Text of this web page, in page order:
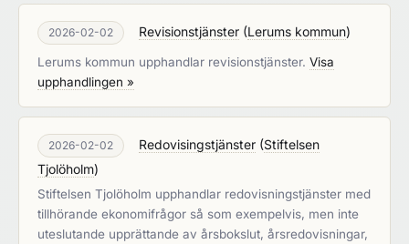
2026-02-02 Revisionstjänster (Lerums kommun)
Lerums kommun upphandlar revisionstjänster. Visa
upphandlingen »
2026-02-02 Redovisingstjänster (Stiftelsen
Tjolöholm)
Stiftelsen Tjolöholm upphandlar redovisningstjänster med
tillhörande ekonomifrågor så som exempelvis, men inte
uteslutande upprättande av årsbokslut, årsredovisningar,